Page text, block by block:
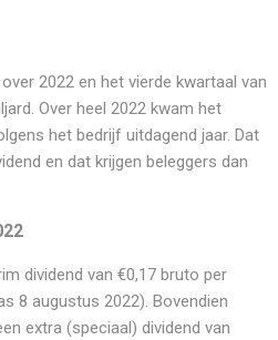
2022 en het vierde kwartaal van
Over heel 2022 kwam het
het bedrijf uitdagend jaar. Dat
en dat krijgen beleggers dan
dividend van €0,17 bruto per
8 augustus 2022). Bovendien
extra (speciaal) dividend van